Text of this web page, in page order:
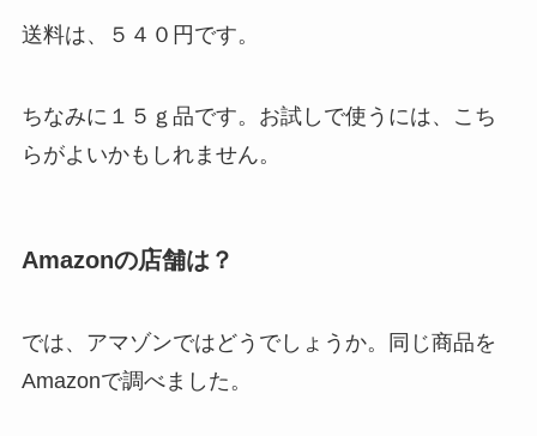
送料は、５４０円です。
ちなみに１５ｇ品です。お試しで使うには、こち
らがよいかもしれません。
Amazonの店舗は？
では、アマゾンではどうでしょうか。同じ商品を
Amazonで調べました。